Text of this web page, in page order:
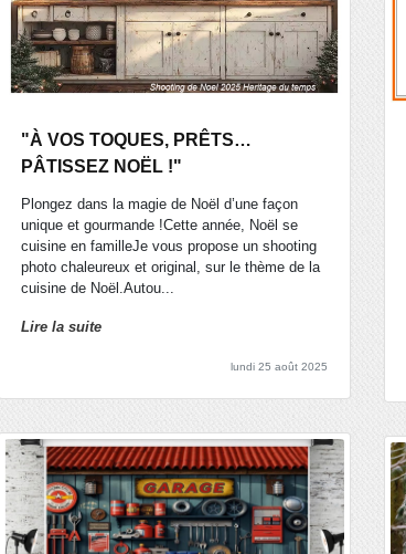
"À VOS TOQUES, PRÊTS…
PÂTISSEZ NOËL !"
Plongez dans la magie de Noël d’une façon
unique et gourmande !Cette année, Noël se
cuisine en familleJe vous propose un shooting
photo chaleureux et original, sur le thème de la
cuisine de Noël.Autou...
Lire la suite
lundi 25 août 2025